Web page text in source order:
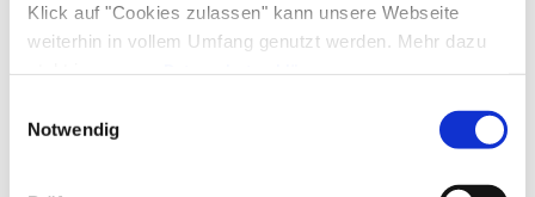
Klick auf "Cookies zulassen" kann unsere Webseite
weiterhin in vollem Umfang genutzt werden. Mehr dazu
steht in unserer Datenschutzerklärung.
gelistet.
Notwendig
©